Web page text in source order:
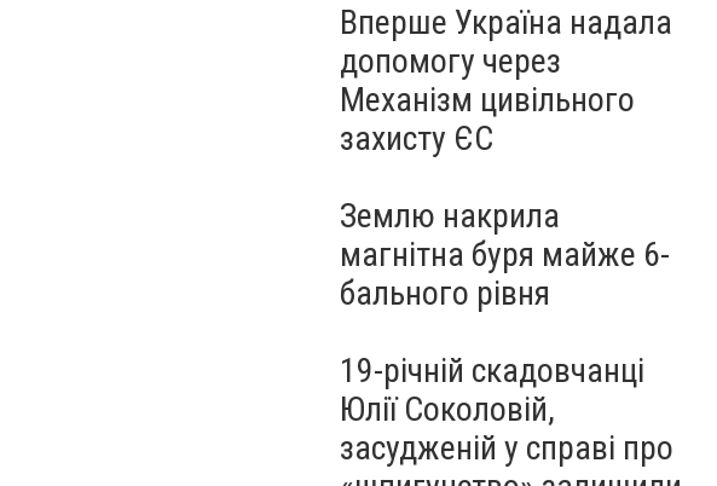
Вперше Україна надала
допомогу через
Механізм цивільного
захисту ЄС
Землю накрила
магнітна буря майже 6-
бального рівня
19-річній скадовчанці
Юлії Соколовій,
засудженій у справі про